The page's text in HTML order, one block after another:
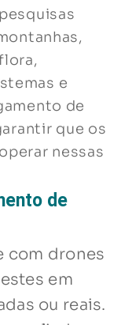
e
de
que os
nessas
de
com drones
em
ou reais.